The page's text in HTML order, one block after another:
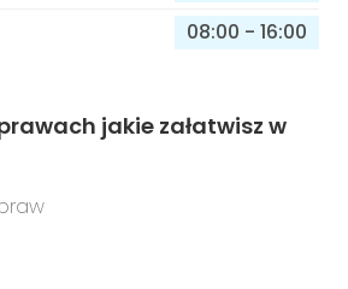
08:00 - 16:00
jakie załatwisz w